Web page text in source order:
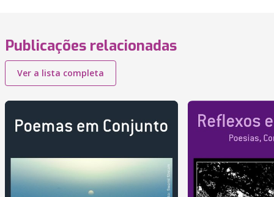
Publicações relacionadas
Ver a lista completa